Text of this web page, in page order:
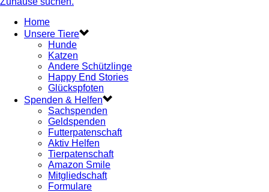
Home
Unsere Tiere
Hunde
Katzen
Andere Schützlinge
Happy End Stories
Glückspfoten
Spenden & Helfen
Sachspenden
Geldspenden
Futterpatenschaft
Aktiv Helfen
Tierpatenschaft
Amazon Smile
Mitgliedschaft
Formulare